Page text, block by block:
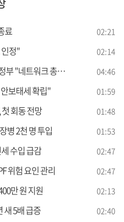
료 02:21
정" 02:14
총동원“ [뉴스의 맥] 04:46
보태세 확립" 01:59
회동 전망 01:48
병 2천 명 투입 01:53
수입 급감 02:47
위험 요인 관리 02:47
만 원 지원 02:13
새 5배 급증 02:40